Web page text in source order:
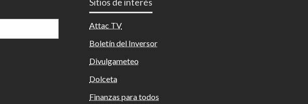
Attac TV
Boletín del Inversor
Divulgameteo
Dolceta
Finanzas para todos